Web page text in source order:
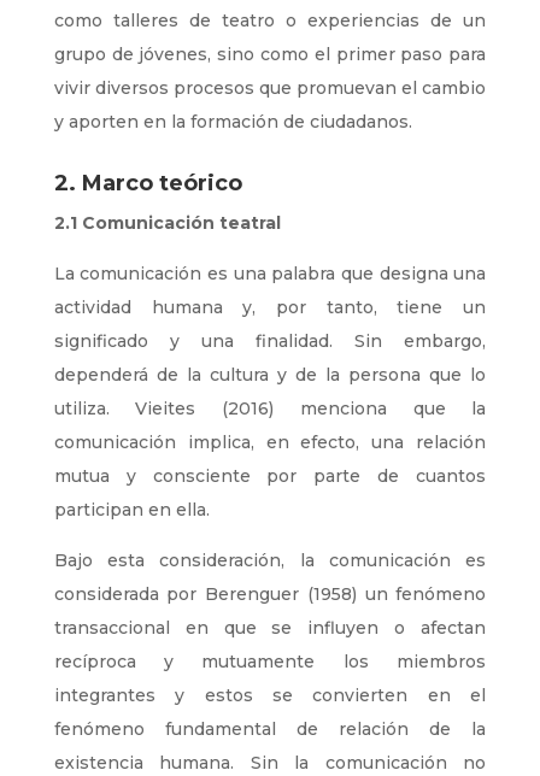
como talleres de teatro o experiencias de un
grupo de jóvenes, sino como el primer paso para
vivir diversos procesos que promuevan el cambio
y aporten en la formación de ciudadanos.
2. Marco teórico
2.1 Comunicación teatral
La comunicación es una palabra que designa una
actividad humana y, por tanto, tiene un
significado y una finalidad. Sin embargo,
dependerá de la cultura y de la persona que lo
utiliza. Vieites (2016) menciona que la
comunicación implica, en efecto, una relación
mutua y consciente por parte de cuantos
participan en ella.
Bajo esta consideración, la comunicación es
considerada por Berenguer (1958) un fenómeno
transaccional en que se influyen o afectan
recíproca y mutuamente los miembros
integrantes y estos se convierten en el
fenómeno fundamental de relación de la
existencia humana. Sin la comunicación no